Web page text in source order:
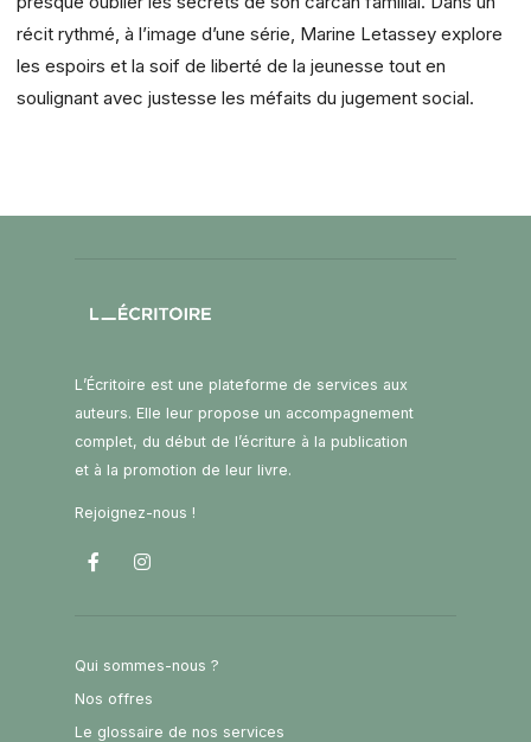
récit rythmé, à l’image d’une série, Marine Letassey explore
les espoirs et la soif de liberté de la jeunesse tout en
soulignant avec justesse les méfaits du jugement social.
L’Écritoire est une plateforme de services aux
auteurs. Elle leur propose un accompagnement
complet, du début de l’écriture à la publication
et à la promotion de leur livre.
Rejoignez-nous !
Qui sommes-nous ?
Nos offres
Le glossaire de nos services